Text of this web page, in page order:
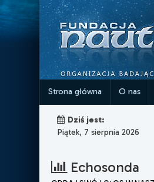
Strona główna O nas
Dziś jest:
Piątek, 7 sierpnia 2026
Echosonda